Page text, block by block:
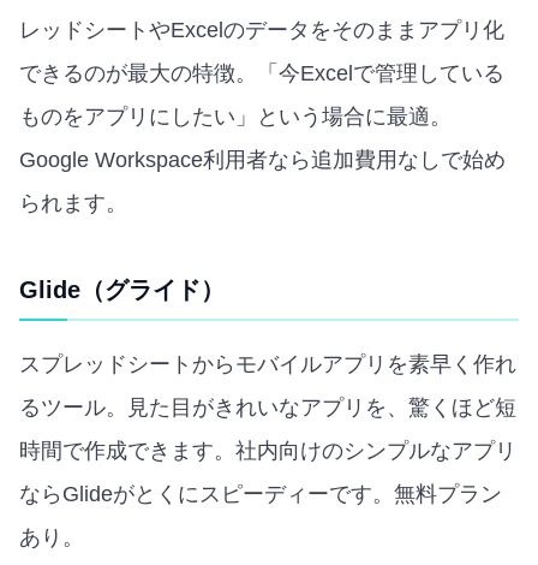
レッドシートやExcelのデータをそのままアプリ化
できるのが最大の特徴。「今Excelで管理している
ものをアプリにしたい」という場合に最適。
Google Workspace利用者なら追加費用なしで始め
られます。
Glide（グライド）
スプレッドシートからモバイルアプリを素早く作れ
るツール。見た目がきれいなアプリを、驚くほど短
時間で作成できます。社内向けのシンプルなアプリ
ならGlideがとくにスピーディーです。無料プラン
あり。